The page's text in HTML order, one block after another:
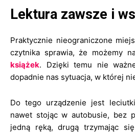
Lektura zawsze i
Praktycznie nieograniczone
czytnika sprawia, że możemy
książek. Dzięki temu nie
dopadnie nas sytuacja, w której
Do tego urządzenie jest
nawet stojąc w autobusie, bez
jedną ręką, drugą trzymając się